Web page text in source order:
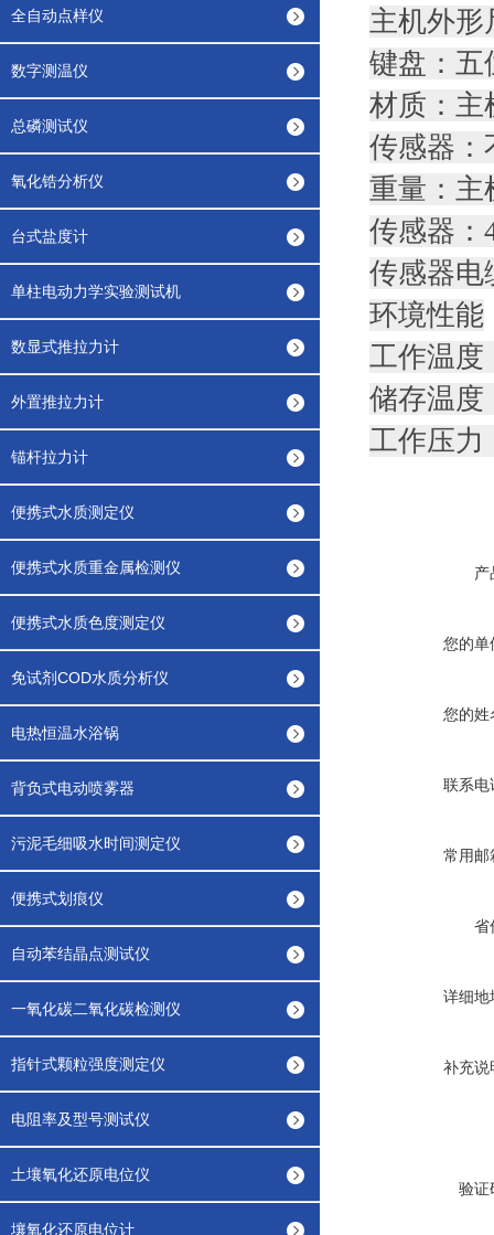
全自动点样仪
数字测温仪
总磷测试仪
氧化锆分析仪
台式盐度计
单柱电动力学实验测试机
数显式推拉力计
外置推拉力计
锚杆拉力计
便携式水质测定仪
便携式水质重金属检测仪
便携式水质色度测定仪
免试剂COD水质分析仪
电热恒温水浴锅
背负式电动喷雾器
污泥毛细吸水时间测定仪
便携式划痕仪
自动苯结晶点测试仪
一氧化碳二氧化碳检测仪
指针式颗粒强度测定仪
电阻率及型号测试仪
土壤氧化还原电位仪
壤氧化还原电位计
主机外形
键盘：五
材质：主
传感器：
重量：主
传感器：
传感器电
环境性能
工作温度
储存温度
工作压力
产
您的单
您的姓
联系电
常用邮
省
详细地
补充说
验证